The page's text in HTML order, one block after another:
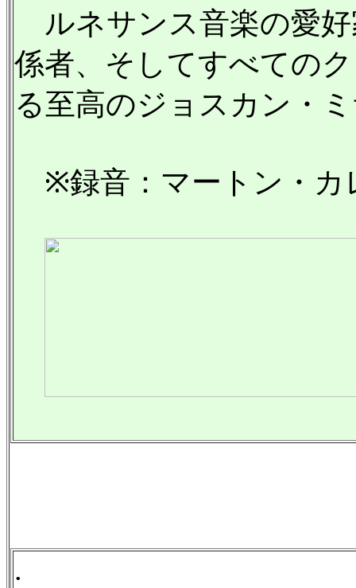
ルネサンス音楽の愛
係者、そしてすべての
る至高のジョスカン・
※録音：マートン・カ
.